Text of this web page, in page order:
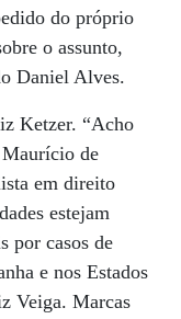
do próprio
o assunto,
Daniel Alves.
Ketzer. “Acho
Maurício de
em direito
estejam
por casos de
e nos Estados
Veiga. Marcas